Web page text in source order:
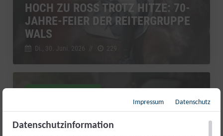
HOCH ZU ROSS TROTZ HITZE: 70-
JAHRE-FEIER DER REITERGRUPPE
WALS
Di., 30. Juni. 2026 // 229
Impressum Datenschutz
Datenschutzinformation